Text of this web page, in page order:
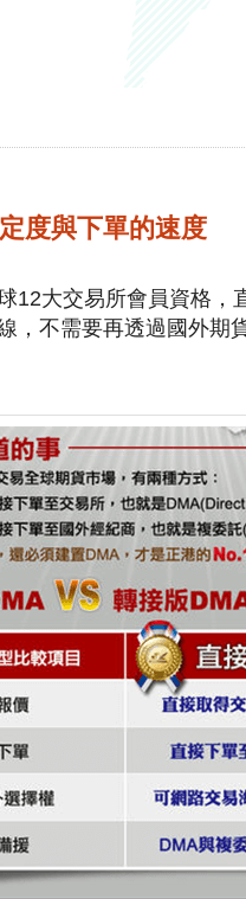
度與下單的速度
12大交易所會員資格
，不需要再透過國外期